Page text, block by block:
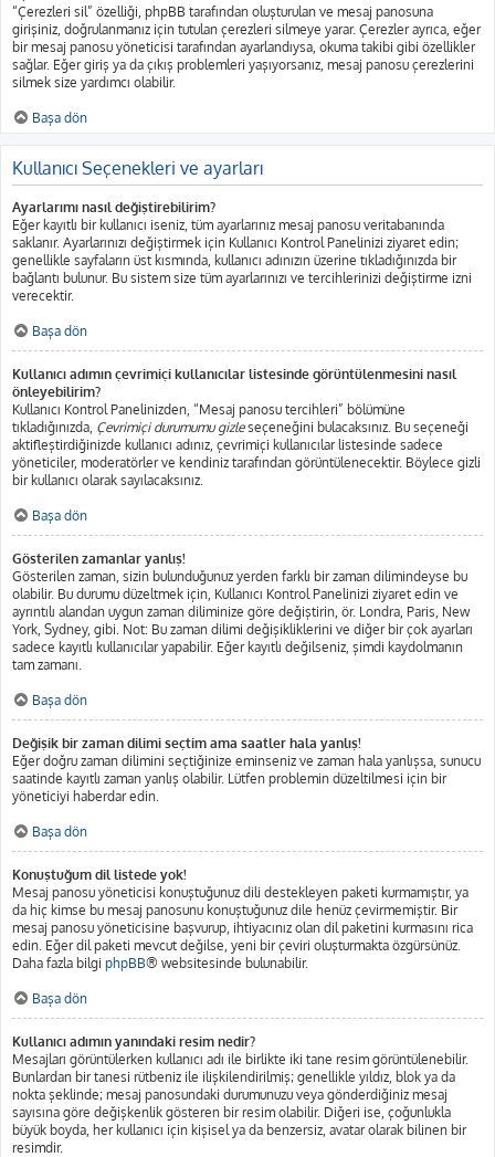
“Çerezleri sil” özelliği, phpBB tarafından oluşturulan ve mesaj panosuna
girişiniz, doğrulanmanız için tutulan çerezleri silmeye yarar. Çerezler ayrıca, eğer
bir mesaj panosu yöneticisi tarafından ayarlandıysa, okuma takibi gibi özellikler
sağlar. Eğer giriş ya da çıkış problemleri yaşıyorsanız, mesaj panosu çerezlerini
silmek size yardımcı olabilir.
Başa dön
Kullanıcı Seçenekleri ve ayarları
Ayarlarımı nasıl değiştirebilirim?
Eğer kayıtlı bir kullanıcı iseniz, tüm ayarlarınız mesaj panosu veritabanında
saklanır. Ayarlarınızı değiştirmek için Kullanıcı Kontrol Panelinizi ziyaret edin;
genellikle sayfaların üst kısmında, kullanıcı adınızın üzerine tıkladığınızda bir
bağlantı bulunur. Bu sistem size tüm ayarlarınızı ve tercihlerinizi değiştirme izni
verecektir.
Başa dön
Kullanıcı adımın çevrimiçi kullanıcılar listesinde görüntülenmesini nasıl
önleyebilirim?
Kullanıcı Kontrol Panelinizden, “Mesaj panosu tercihleri” bölümüne
tıkladığınızda, Çevrimiçi durumumu gizleseçeneğini bulacaksınız. Bu seçeneği
aktifleştirdiğinizde kullanıcı adınız, çevrimiçi kullanıcılar listesinde sadece
yöneticiler, moderatörler ve kendiniz tarafından görüntülenecektir. Böylece gizli
bir kullanıcı olarak sayılacaksınız.
Başa dön
Gösterilen zamanlar yanlış!
Gösterilen zaman, sizin bulunduğunuz yerden farklı bir zaman dilimindeyse bu
olabilir. Bu durumu düzeltmek için, Kullanıcı Kontrol Panelinizi ziyaret edin ve
ayrıntılı alandan uygun zaman diliminize göre değiştirin, ör. Londra, Paris, New
York, Sydney, gibi. Not: Bu zaman dilimi değişikliklerini ve diğer bir çok ayarları
sadece kayıtlı kullanıcılar yapabilir. Eğer kayıtlı değilseniz, şimdi kaydolmanın
tam zamanı.
Başa dön
Değişik bir zaman dilimi seçtim ama saatler hala yanlış!
Eğer doğru zaman dilimini seçtiğinize eminseniz ve zaman hala yanlışsa, sunucu
saatinde kayıtlı zaman yanlış olabilir. Lütfen problemin düzeltilmesi için bir
yöneticiyi haberdar edin.
Başa dön
Konuştuğum dil listede yok!
Mesaj panosu yöneticisi konuştuğunuz dili destekleyen paketi kurmamıştır, ya
da hiç kimse bu mesaj panosunu konuştuğunuz dile henüz çevirmemiştir. Bir
mesaj panosu yöneticisine başvurup, ihtiyacınız olan dil paketini kurmasını rica
edin. Eğer dil paketi mevcut değilse, yeni bir çeviri oluşturmakta özgürsünüz.
Daha fazla bilgi phpBB® websitesinde bulunabilir.
Başa dön
Kullanıcı adımın yanındaki resim nedir?
Mesajları görüntülerken kullanıcı adı ile birlikte iki tane resim görüntülenebilir.
Bunlardan bir tanesi rütbeniz ile ilişkilendirilmiş; genellikle yıldız, blok ya da
nokta şeklinde; mesaj panosundaki durumunuzu veya gönderdiğiniz mesaj
sayısına göre değişkenlik gösteren bir resim olabilir. Diğeri ise, çoğunlukla
büyük boyda, her kullanıcı için kişisel ya da benzersiz, avatar olarak bilinen bir
resimdir.